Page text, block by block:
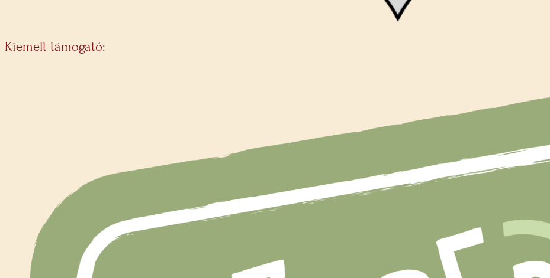
Kiemelt támogató: